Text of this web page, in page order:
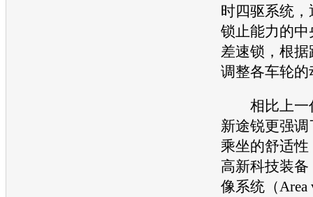
时四驱系统
锁止能力的
差速锁，根
调整各车轮
相比上一
新途锐更强
乘坐的舒适
高新科技装
像系统（